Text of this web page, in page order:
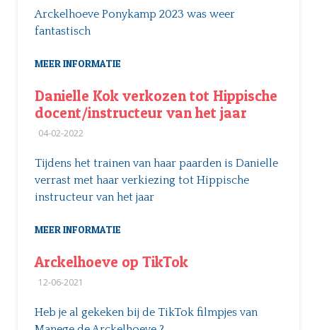
Arckelhoeve Ponykamp 2023 was weer
fantastisch
MEER INFORMATIE
Danielle Kok verkozen tot Hippische
docent/instructeur van het jaar
04-02-2022
Tijdens het trainen van haar paarden is Danielle
verrast met haar verkiezing tot Hippische
instructeur van het jaar
MEER INFORMATIE
Arckelhoeve op TikTok
12-06-2021
Heb je al gekeken bij de TikTok filmpjes van